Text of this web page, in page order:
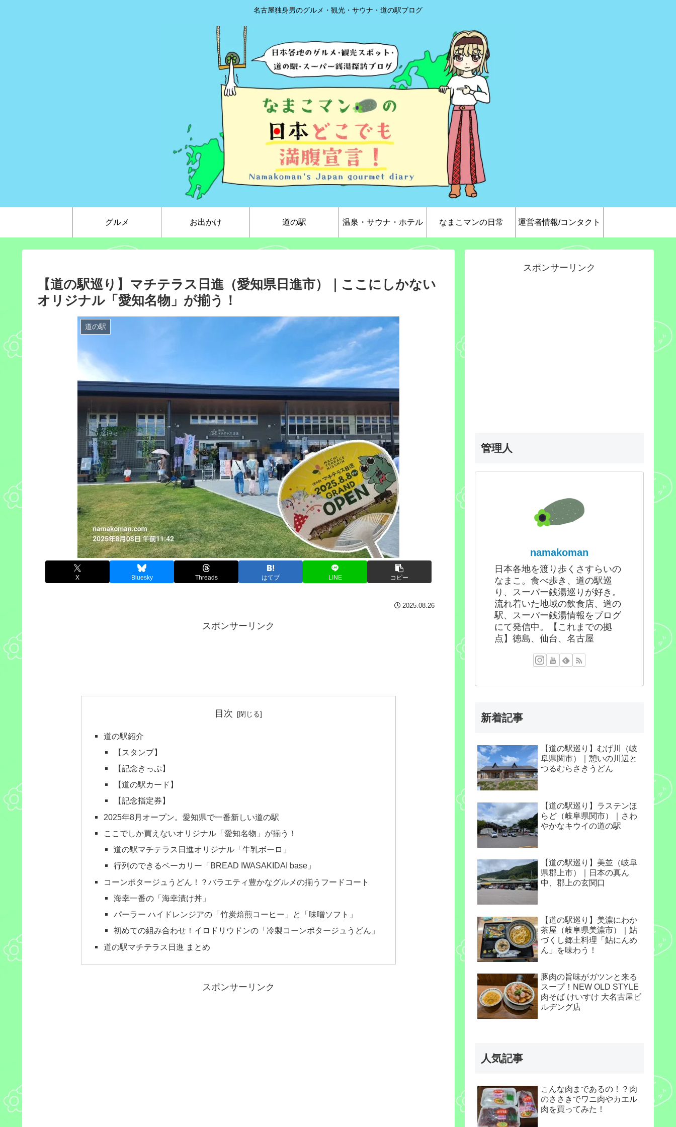
名古屋独身男のグルメ・観光・サウナ・道の駅ブログ
グルメ お出かけ 道の駅 温泉・サウナ・ホテル なまこマンの日常 運営者情報/コンタクト
【道の駅巡り】マチテラス日進（愛知県日進市）｜ここにしかない
オリジナル「愛知名物」が揃う！
道の駅
X Bluesky Threads はてブ LINE コピー
2025.08.26
スポンサーリンク
目次
道の駅紹介
【スタンプ】
【記念きっぷ】
【道の駅カード】
【記念指定券】
2025年8月オープン。愛知県で一番新しい道の駅
ここでしか買えないオリジナル「愛知名物」が揃う！
道の駅マチテラス日進オリジナル「牛乳ボーロ」
行列のできるベーカリー「BREAD IWASAKIDAI base」
コーンポタージュうどん！？バラエティ豊かなグルメの揃うフードコート
海幸一番の「海幸漬け丼」
パーラー ハイドレンジアの「竹炭焙煎コーヒー」と「味噌ソフト」
初めての組み合わせ！イロドリウドンの「冷製コーンポタージュうどん」
道の駅マチテラス日進 まとめ
スポンサーリンク
スポンサーリンク
管理人
namakoman
日本各地を渡り歩くさすらいの
なまこ。食べ歩き、道の駅巡
り、スーパー銭湯巡りが好き。
流れ着いた地域の飲食店、道の
駅、スーパー銭湯情報をブログ
にて発信中。【これまでの拠
点】徳島、仙台、名古屋
新着記事
【道の駅巡り】むげ川（岐
阜県関市）｜憩いの川辺と
つるむらさきうどん
【道の駅巡り】ラステンほ
らど（岐阜県関市）｜さわ
やかなキウイの道の駅
【道の駅巡り】美並（岐阜
県郡上市）｜日本の真ん
中、郡上の玄関口
【道の駅巡り】美濃にわか
茶屋（岐阜県美濃市）｜鮎
づくし郷土料理「鮎にんめ
ん」を味わう！
豚肉の旨味がガツンと来る
スープ！NEW OLD STYLE
肉そば けいすけ 大名古屋ビ
ルヂング店
人気記事
こんな肉まであるの！？肉
のささきでワニ肉やカエル
肉を買ってみた！